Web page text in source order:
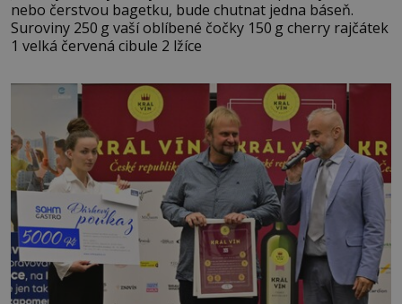
nebo čerstvou bagetku, bude chutnat jedna báseň.
Suroviny 250 g vaší oblíbené čočky 150 g cherry rajčátek
1 velká červená cibule 2 lžíce